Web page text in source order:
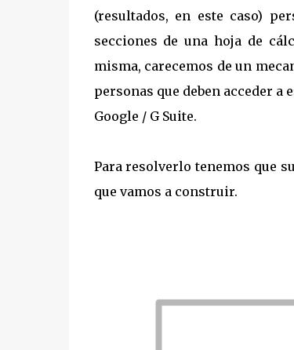
(resultados, en este caso)
secciones de una hoja de
misma, carecemos de un
personas que deben acceder
Google / G Suite.
Para resolverlo tenemos que
que vamos a construir.